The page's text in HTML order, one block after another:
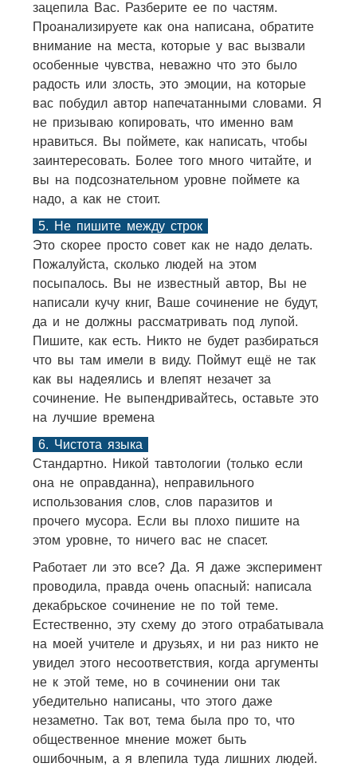
зацепила Вас. Разберите ее по частям.
Проанализируете как она написана, обратите
внимание на места, которые у вас вызвали
особенные чувства, неважно что это было
радость или злость, это эмоции, на которые
вас побудил автор напечатанными словами. Я
не призываю копировать, что именно вам
нравиться. Вы поймете, как написать, чтобы
заинтересовать. Более того много читайте, и
вы на подсознательном уровне поймете ка
надо, а как не стоит.
5. Не пишите между строк
Это скорее просто совет как не надо делать.
Пожалуйста, сколько людей на этом
посыпалось. Вы не известный автор, Вы не
написали кучу книг, Ваше сочинение не будут,
да и не должны рассматривать под лупой.
Пишите, как есть. Никто не будет разбираться
что вы там имели в виду. Поймут ещё не так
как вы надеялись и влепят незачет за
сочинение. Не выпендривайтесь, оставьте это
на лучшие времена
6. Чистота языка
Стандартно. Никой тавтологии (только если
она не оправданна), неправильного
использования слов, слов паразитов и
прочего мусора. Если вы плохо пишите на
этом уровне, то ничего вас не спасет.
Работает ли это все? Да. Я даже эксперимент
проводила, правда очень опасный: написала
декабрьское сочинение не по той теме.
Естественно, эту схему до этого отрабатывала
на моей учителе и друзьях, и ни раз никто не
увидел этого несоответствия, когда аргументы
не к этой теме, но в сочинении они так
убедительно написаны, что этого даже
незаметно. Так вот, тема была про то, что
общественное мнение может быть
ошибочным, а я влепила туда лишних людей.